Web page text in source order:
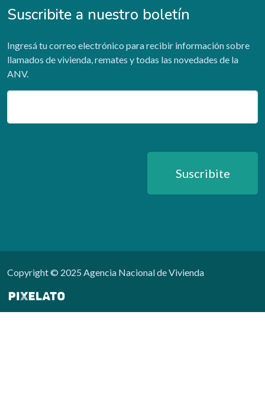
Suscribite a nuestro boletín
Ingresá tu correo electrónico para recibir información sobre
llamados de vivienda, remates y todas las novedades de la
ANV.
Email
Suscribite
Copyright © 2025 Agencia Nacional de Vivienda